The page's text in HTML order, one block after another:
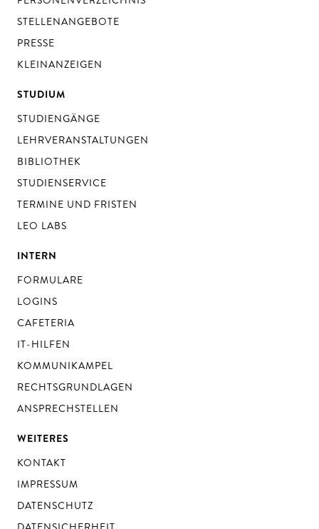
STELLENANGEBOTE
PRESSE
KLEINANZEIGEN
STUDIUM
STUDIENGÄNGE
LEHRVERANSTALTUNGEN
BIBLIOTHEK
STUDIENSERVICE
TERMINE UND FRISTEN
LEO LABS
INTERN
FORMULARE
LOGINS
CAFETERIA
IT-HILFEN
KOMMUNIKAMPEL
RECHTSGRUNDLAGEN
ANSPRECHSTELLEN
WEITERES
KONTAKT
IMPRESSUM
DATENSCHUTZ